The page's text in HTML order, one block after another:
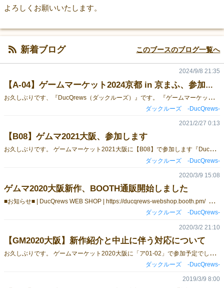
よろしくお願いいたします。
新着ブログ このブースのブログ一覧へ
【A-04】ゲームマーケット2024京都 in 京まふ、参加します
お
久しぶりです、『DucQrews（ダックルーズ）』です。 『ゲームマーケット2024京都 in 京まふ』に【A-04】で参加します！ 2年ぶりのゲムマ参加になります。 既刊の他、取扱元が弊社に移管されました、 力造先生の同人TRPG『歌舞伎町伝説RPGバイトバタフライ』を再頒布します。 また、ゲムマでは初頒布となる、 メンバーの冬城あおいの個人誌漫画『シュカとライラの旅路』も頒布予定です。 ————————————————————————————— ■ゲムマ頒布再開■ 『歌舞伎町伝説RPGバイトバタフライ』（著：力造／N.G.P） 予価：2000円 今宵も歌舞伎町の伝説となり、ブランデータワーを築きあげろ！ ――《ナイトバタフライ》と呼ばれる伝説的なホストあるいはホステスとなり、 社会の怪物たる《VIP》を接客することで、彼らの内に巣食う心の闇を祓え―― ■ゲムマ初売■ 『シュカとライラの旅路』（著：冬城あおい） 予価：500円 ファンタジージャンルのオリジナルストーリー漫画です。 ――人と竜が共存する世界。 人間のライラと竜のシュカは、今日も旅という日常を共に過ごすのだが―― ■既刊■ 『めいことボドゲ』１～４巻 予価：各500円 姪っ子2人と伯母の冬城あおい（著者）の、まったりボードゲームライフエッセイ4コマ！ WEB公開の未収録分とGMマガジンでの掲載分再録に加え、描き下ろしページも多数です！ 描き下ろしページのうち、各巻末のレポート漫画の1ページ目をご紹介します。 『めいことボドゲ』1巻収録 ＜小学校のイベントでボードゲームコーナーをやりましたレポ＞ 『めいことボドゲ』2巻収録 ＜ゲームマーケット大阪2018に行ってきましたレポ＞ 『めいことボドゲ』3巻収録 ＜ボードゲームつくるで！＞ 『めいことボドゲ』4巻収録 ＜コロナ禍とボードゲーム＞ ------------------------------------------------------------------------------ ■ボードゲーム 『焼肉1010（ジュウ～ジュウ～）』 予価：2400円 ビール？白飯？サイドメニュー？ そんなことよりお肉だ！！！ 金網の上に並べられた、美味しそうな焼肉！ 良い焼き加減を狙いながら、他の人と被らないように お肉をひっくり返してお腹いっぱい食べ尽くす、早い者勝ち焼肉バトル！ プレイ時間：15～30分、プレイ人数：3～4人 ゲームデザイン＆アートワーク：月要 持ち運びやすいDVD型パッケージを開ければ、たっぷり詰まった焼肉ゲームがお出迎え！ 金網（CD）・お肉チップ・スコア伝票・タイミングカード・ごはんカード・サイコロ・ルールブックと、 これらのしまい方シートが封入されています。 金網のCDにはスコア伝票の印刷用データと焼肉の音源が入っています。 ------------------------------------------------------------------------------ ■配布物（ポストカード型フライヤー） 『神我狩公式オンラインセッションルームパック』 『呪印感染公式オンラインセッションルームパック』 ————————————————————————————— 『ゲームマーケット2024京都 in 京まふ』【A-04】でお待ちしております！ その他既刊も含めた今後の頒布予定など、 最新情報はTwitterアカウント（@DQrews）で発信していきます。 よろしければぜひ、アカウントフォローをお願いいたします！
2024/9/8 21:35
ダックルーズ -DucQrews-
【B08】ゲムマ2021大阪、参加します
お
久しぶりです。 ゲームマーケット2021大阪に【B08】で参加します『DucQrews（ダックルーズ）』です。 新型コロナの影響で昨年は残念ながら開催中止となりましたが、 今年、開催予定ということで、大変うれしいです。 本来であれば昨年のゲムマ2020大阪でイベント初売りだったはずの【新作2点】、 イベントでのお披露目の機会がなくなったままとなっておりました。 （※ネット通販やショップ委託では既に頒布中です） 今回の2021大阪にて、改めてイベント初売りを迎えますので、以下に紹介いたします！ ————————————————————————————— ■≪イベント初売り その１≫■ ■焼肉１０１０（ジュウ～ジュウ～）■ 予価：2400円 ビール？白飯？サイドメニュー？ そんなことよりお肉だ！！！ 金網の上に並べられた、美味しそうな焼肉！ 良い焼き加減を狙いながら、他の人と被らないように お肉をひっくり返してお腹いっぱい食べ尽くす、早い者勝ち焼肉バトル！ プレイ時間：15～30分、プレイ人数：3～4人 ゲームデザイン＆アートワーク：月要 持ち運びやすいDVD型パッケージを開ければ、たっぷり詰まった焼肉ゲームがお出迎え！ 金網（CD）・お肉チップ・スコア伝票・タイミングカード・ごはんカード・サイコロ・ルールブックと、 これらのしまい方シートが封入されています。 金網のCDにはスコア伝票の印刷用データと焼肉の音源が入っています。 ————————————————————————————— ■≪イベント初売り その２≫■ ■ボードゲームエッセイ漫画『めいことボドゲ ３』■ 予価：500円 著者の冬城あおい（@t_aoi）とその姪っ子2人の、 まったりボードゲームライフ4コマ第３弾。 WEB版の未収録分と 『ゲームマスタリーマガジン』誌での掲載分再録に加え、描き下ろし多数！ なんと今回は、めいこちゃんがボードゲーム作成に挑戦…！？ ————————————————————————————— その他既刊も含めた今後の頒布予定など、 最新情報はTwitterアカウント（@DQrews）で発信していきます。 よろしければぜひ、アカウントフォローをお願いいたします！
2021/2/27 0:13
ダックルーズ -DucQrews-
ゲムマ2020大阪新作、BOOTH通販開始しました
■
お知らせ■ | DucQrews WEB SHOP | https://ducqrews-webshop.booth.pm/ ゲムマ2020大阪で頒布予定だった新作２点の『焼肉１０１０（ジュウ～ジュウ～）』と 『めいことボドゲ ３』のBOOTHでの通販取扱いを開始しました。 昨年のゲムマ2019大阪で頒布した『めいことボドゲ２』も合わせて通販開始しましたので、 合わせてよろしくお願いします。（・θ・） （『めいことボドゲ１』は残部僅少につき、通販を見合わせております）
2020/3/9 15:08
ダックルーズ -DucQrews-
【GM2020大阪】新作紹介と中止に伴う対応について
お
久しぶりです。 ゲームマーケット2020大阪に「ア01-02」で参加予定でした『DucQrews（ダックルーズ）』です。 新型コロナの影響で状況が刻々と変わる中、告知をどう行うかの判断が難しく、なかなかサークルとして表明が出せなかったのですが、 ゲムマ2020大阪の中止を受けて、今回の新作の今後の頒布予定をTwitterアカウント（@DQrews）で発信していきます。ゲムマ2020春への当サークルの出展予定は残念ながらありません。 今回の新作は下記のとおりです。 ————————————————————————————— ■≪新作≫■ ■焼肉１０１０（ジュウ～ジュウ～）■ 予価：2400円 ビール？白飯？サイドメニュー？ そんなことよりお肉だ！！！ 金網の上に並べられた、美味しそうな焼肉！ 良い焼き加減を狙いながら、他の人と被らないように お肉をひっくり返してお腹いっぱい食べ尽くす、早い者勝ち焼肉バトル！ プレイ時間：15～30分、プレイ人数：3～4人 ゲームデザイン＆アートワーク：月要 持ち運びやすいDVD型パッケージを開ければ、たっぷり詰まった焼肉ゲームがお出迎え！ 金網（CD）、お肉チップ、スコア伝票、タイミングカード、ごはんカード、サイコロ、ルールブックと、 これらのしまい方シートが封入されています。 金網のCDにはスコア伝票の印刷用データと焼肉の音源が入っています。 ————————————————————————————— ■≪新作≫■ ■ボードゲームエッセイ漫画『めいことボドゲ ３』■ 予価：500円 著者の冬城あおい（@t_aoi）とその姪っ子2人の、まったりボードゲームライフ4コマ第３弾 WEB版の未収録分と 『ゲームマスタリーマガジン』誌での掲載分再録に加え、描き下ろし多数！ なんと今回は、めいこちゃんがボードゲーム作成に挑戦…！？ ————————————————————————————— これらの新作に付きまして、今後参加するイベントでの初売まで頒布を延期とするか、このまま通販や委託等を行うのかについては、準備も含めて現在検討中となっております。 決まり次第追ってお知らせしようと思いますので、ぜひTwitterアカウント（@DQrews）をフォローいただけますと嬉しく思います。
2020/3/2 21:10
ダックルーズ -DucQrews-
2019/3/9 8:00